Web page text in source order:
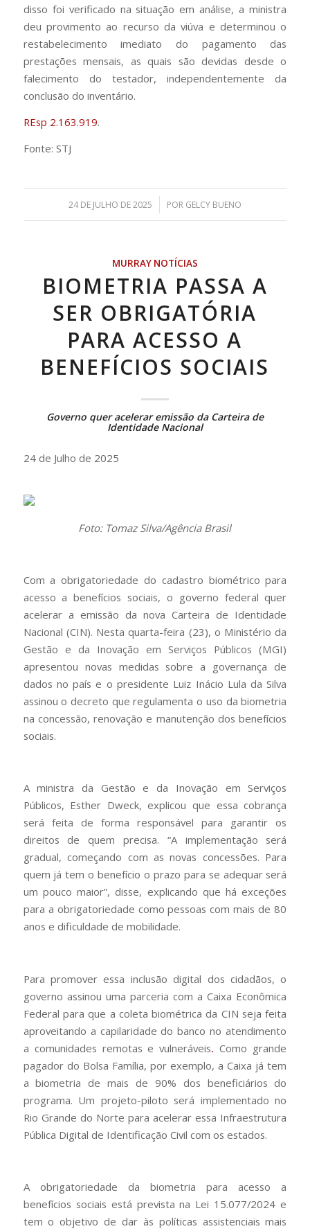
disso foi verificado na situação em análise, a ministra
deu provimento ao recurso da viúva e determinou o
restabelecimento imediato do pagamento das
prestações mensais, as quais são devidas desde o
falecimento do testador, independentemente da
conclusão do inventário.
REsp 2.163.919.
Fonte: STJ
24 DE JULHO DE 2025
/ POR GELCY BUENO
MURRAY NOTÍCIAS
BIOMETRIA PASSA A
SER OBRIGATÓRIA
PARA ACESSO A
BENEFÍCIOS SOCIAIS
Governo quer acelerar emissão da Carteira de
Identidade Nacional
24 de Julho de 2025
Foto: Tomaz Silva/Agência Brasil
Com a obrigatoriedade do cadastro biométrico para
acesso a benefícios sociais, o governo federal quer
acelerar a emissão da nova Carteira de Identidade
Nacional (CIN). Nesta quarta-feira (23), o Ministério da
Gestão e da Inovação em Serviços Públicos (MGI)
apresentou novas medidas sobre a governança de
dados no país e o presidente Luiz Inácio Lula da Silva
assinou o decreto que regulamenta o uso da biometria
na concessão, renovação e manutenção dos benefícios
sociais.
A ministra da Gestão e da Inovação em Serviços
Públicos, Esther Dweck, explicou que essa cobrança
será feita de forma responsável para garantir os
direitos de quem precisa. “A implementação será
gradual, começando com as novas concessões. Para
quem já tem o benefício o prazo para se adequar será
um pouco maior”, disse, explicando que há exceções
para a obrigatoriedade como pessoas com mais de 80
anos e dificuldade de mobilidade.
Para promover essa inclusão digital dos cidadãos, o
governo assinou uma parceria com a Caixa Econômica
Federal para que a coleta biométrica da CIN seja feita
aproveitando a capilaridade do banco no atendimento
a comunidades remotas e vulneráveis. Como grande
pagador do Bolsa Família, por exemplo, a Caixa já tem
a biometria de mais de 90% dos beneficiários do
programa. Um projeto-piloto será implementado no
Rio Grande do Norte para acelerar essa Infraestrutura
Pública Digital de Identificação Civil com os estados.
A obrigatoriedade da biometria para acesso a
benefícios sociais está prevista na Lei 15.077/2024 e
tem o objetivo de dar às políticas assistenciais mais